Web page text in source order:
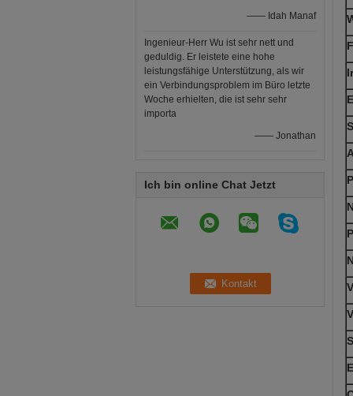
—— Idah Manaf
Ingenieur-Herr Wu ist sehr nett und
geduldig. Er leistete eine hohe
leistungsfähige Unterstützung, als wir
ein Verbindungsproblem im Büro letzte
Woche erhielten, die ist sehr sehr
importa
—— Jonathan
Ich bin online Chat Jetzt